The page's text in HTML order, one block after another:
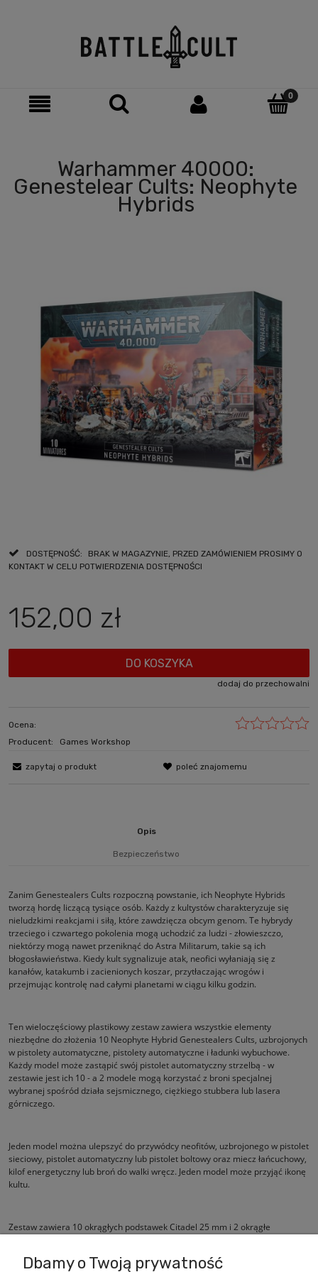
Warhammer 40000:
Genestelear Cults: Neophyte
Hybrids
DOSTĘPNOŚĆ:
BRAK W MAGAZYNIE, PRZED ZAMÓWIENIEM PROSIMY O
KONTAKT W CELU POTWIERDZENIA DOSTĘPNOŚCI
152,00 zł
DO KOSZYKA
dodaj do przechowalni
Ocena:
Producent:
Games Workshop
zapytaj o produkt poleć znajomemu
Opis
Bezpieczeństwo
Zanim Genestealers Cults rozpoczną powstanie, ich Neophyte Hybrids
tworzą hordę liczącą tysiące osób. Każdy z kultystów charakteryzuje się
nieludzkimi reakcjami i siłą, które zawdzięcza obcym genom. Te hybrydy
trzeciego i czwartego pokolenia mogą uchodzić za ludzi - złowieszczo,
niektórzy mogą nawet przeniknąć do Astra Militarum, takie są ich
błogosławieństwa. Kiedy kult sygnalizuje atak, neofici wyłaniają się z
kanałów, katakumb i zacienionych koszar, przytłaczając wrogów i
przejmując kontrolę nad całymi planetami w ciągu kilku godzin.
Ten wieloczęściowy plastikowy zestaw zawiera wszystkie elementy
niezbędne do złożenia 10 Neophyte Hybrid Genestealers Cults, uzbrojonych
w pistolety automatyczne, pistolety automatyczne i ładunki wybuchowe.
Każdy model może zastąpić swój pistolet automatyczny strzelbą - w
zestawie jest ich 10 - a 2 modele mogą korzystać z broni specjalnej
wybranej spośród działa sejsmicznego, ciężkiego stubbera lub lasera
górniczego.
Jeden model można ulepszyć do przywódcy neofitów, uzbrojonego w pistolet
sieciowy, pistolet automatyczny lub pistolet boltowy oraz miecz łańcuchowy,
kilof energetyczny lub broń do walki wręcz. Jeden model może przyjąć ikonę
kultu.
Zestaw zawiera 10 okrągłych podstawek Citadel 25 mm i 2 okrągłe
Dbamy o Twoją prywatność